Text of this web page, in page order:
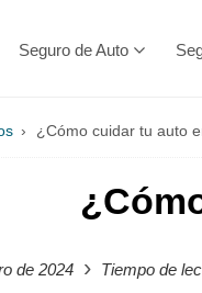
Seguro de Auto
› ¿Cómo cuidar tu auto
de 2024 › Tiempo de